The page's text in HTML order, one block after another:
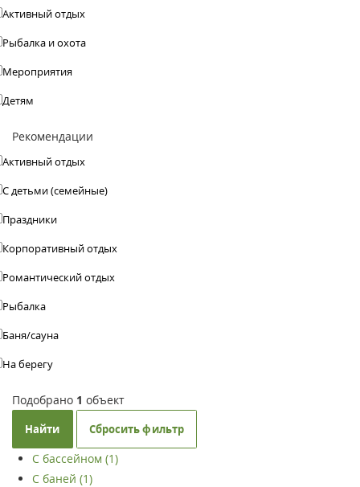
Активный отдых
Рыбалка и охота
Мероприятия
Детям
Рекомендации
Активный отдых
С детьми (семейные)
Праздники
Корпоративный отдых
Романтический отдых
Рыбалка
Баня/сауна
На берегу
Подобрано 1 объект
Найти Сбросить фильтр
С бассейном (1)
С баней (1)